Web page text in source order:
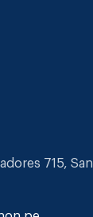
715, San